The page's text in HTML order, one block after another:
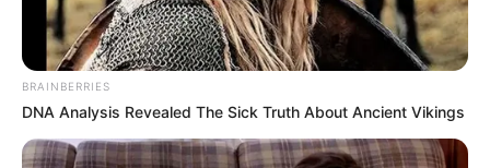
Bald ist Hohes Friedensfest (in Augsburg ein Feiertag):
Sonnabend, den 08.08.2026
Kelkheim, Kronberg, Königstein im Taunus, Schwalbach,
Eschborn, Steinbach, Sulzbach und Liederbach (Taunus)
BRAINBERRIES
DNA Analysis Revealed The Sick Truth About Ancient Vikings